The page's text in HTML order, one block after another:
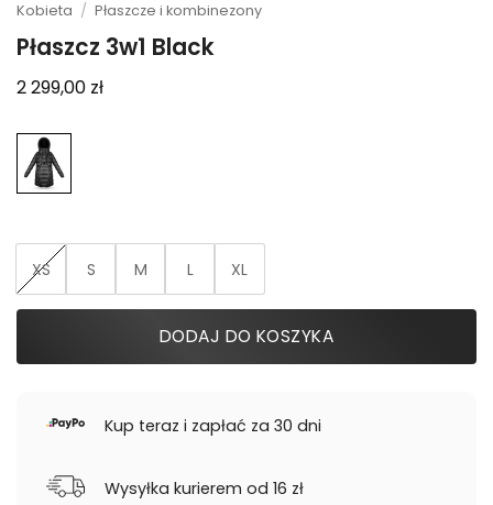
Kobieta / Płaszcze i kombinezony
Płaszcz 3w1 Black
2 299,00 zł
XS S M L XL
DODAJ DO KOSZYKA
Kup teraz i zapłać za 30 dni
Wysyłka kurierem od 16 zł